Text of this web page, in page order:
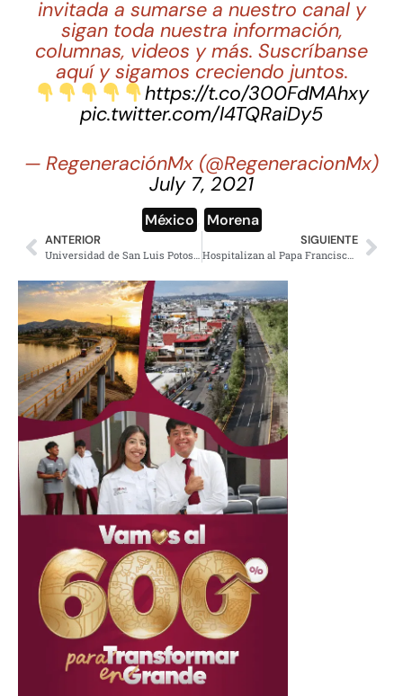
invitada a sumarse a nuestro canal y
sigan toda nuestra información,
columnas, videos y más. Suscríbanse
aquí y sigamos creciendo juntos.
https://t.co/300FdMAhxy
pic.twitter.com/I4TQRaiDy5
— RegeneraciónMx (@RegeneracionMx)
July 7, 2021
México Morena
ANTERIOR
Universidad de San Luis Potosí busca privatizar espacio de la biblioteca, denuncia alumnado
SIGUIENTE
Hospitalizan al Papa Francisco para una cirugía abdominal; requerirá hospitalización prolongada